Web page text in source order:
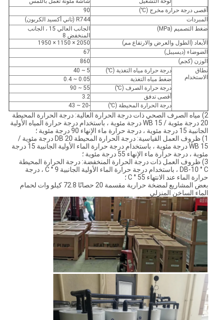
أقصى درجة حرارة مخرج (℃)
90
المبردات
R744 (ثاني أكسيد الكربون)
ضغط التصميم (MPa)
الجانب العالي 15 ، الجانب
المنخفض 8
الأبعاد (الطول والعرض والارتفاع مم)
2050 × 1150 × 1950
الضوضاء (ديسيبل)
67
الوزن (كجم)
860
نطاق
الاستخدام
درجة حرارة مياه التغذية (℃)
5 ~ 40
ضغط مياه التغذية
0.05 ~ 0.4
درجة حرارة الصرف (℃)
55 ~ 90
أقصى تدفق
3.2
درجة الحرارة المحيطة (℃)
-20 ~ 43
2) مياه الصرف الصحي ذات درجة الحرارة العالية: درجة الحرارة المحيطة
20 درجة مئوية / WB 15 درجة مئوية ، باستخدام درجة حرارة المياه الأولية
الجانبية 15 درجة مئوية ، درجة حرارة ماء الإنهاء 90 درجة مئوية ؛
1) ظروف العمل القياسية: درجة الحرارة المحيطة DB 20 درجة مئوية /
WB 15 درجة مئوية ، باستخدام درجة حرارة الماء الأولية الجانبية 15 درجة
مئوية ، درجة حرارة ماء الإنهاء 55 درجة مئوية ؛
3) ظروف العمل ذات درجة الحرارة المنخفضة: درجة الحرارة المحيطة
DB-10 ° C ، باستخدام درجة حرارة الماء الأولية الجانبية 9 ° C ، درجة
حرارة الماء عند الانتهاء 55 ° C ؛
بعض المشاريع لمضخة حرارية مقسمة 20 حصانًا 72.8 كيلو وات لحمام
الماء الساخن المنزلي